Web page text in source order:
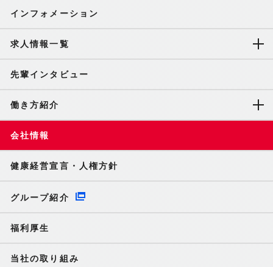
インフォメーション
求人情報一覧
先輩インタビュー
働き方紹介
会社情報
健康経営宣言・人権方針
グループ紹介
福利厚生
当社の取り組み